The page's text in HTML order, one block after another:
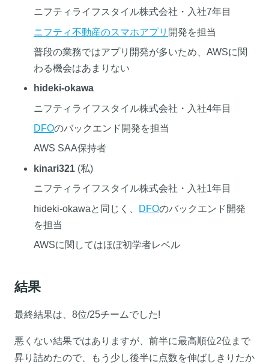
ニフティライフスタイル株式会社・入社7年目
ニフティ不動産のスマホアプリ 開発を担当
普段の業務ではアプリ開発が多いため、AWSに関
わる機会はあまりない
hideki-okawa
ニフティライフスタイル株式会社・入社4年目
DFOのバックエンド開発を担当
AWS SAA保持者
kinari321 (私)
ニフティライフスタイル株式会社・入社1年目
hideki-okawaと同じく、
DFOのバックエンド開発
を担当
AWSに関してはほぼ初学者レベル
結果
最終結果は、8位/25チームでした!
悪くない結果ではありますが、前半に最高順位2位まで
昇り詰めたので、もう少し後半に点数を伸ばしきりたか